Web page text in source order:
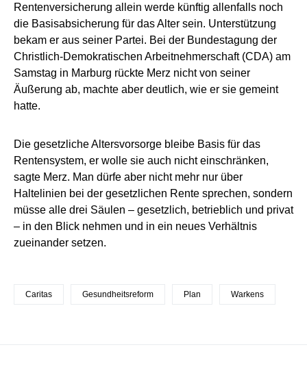
Rentenversicherung allein werde künftig allenfalls noch
die Basisabsicherung für das Alter sein. Unterstützung
bekam er aus seiner Partei. Bei der Bundestagung der
Christlich-Demokratischen Arbeitnehmerschaft (CDA) am
Samstag in Marburg rückte Merz nicht von seiner
Äußerung ab, machte aber deutlich, wie er sie gemeint
hatte.
Die gesetzliche Altersvorsorge bleibe Basis für das
Rentensystem, er wolle sie auch nicht einschränken,
sagte Merz. Man dürfe aber nicht mehr nur über
Haltelinien bei der gesetzlichen Rente sprechen, sondern
müsse alle drei Säulen – gesetzlich, betrieblich und privat
– in den Blick nehmen und in ein neues Verhältnis
zueinander setzen.
Caritas Gesundheitsreform Plan Warkens